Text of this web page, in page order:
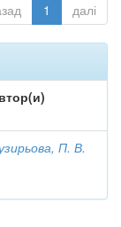
1 далі
П. В.